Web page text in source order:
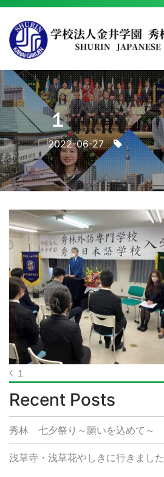
１
2022-06-27
Post
navigation
１
Recent Posts
秀林 七夕祭り～願いを込めて～
浅草寺・浅草花やしきに行きました